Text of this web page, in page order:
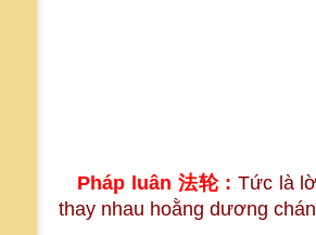
Pháp luân 法轮 : Tức là
thay nhau hoằng dương